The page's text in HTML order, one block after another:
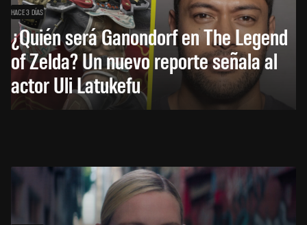
HACE 3 DÍAS
¿Quién será Ganondorf en The Legend
of Zelda? Un nuevo reporte señala al
actor Uli Latukefu